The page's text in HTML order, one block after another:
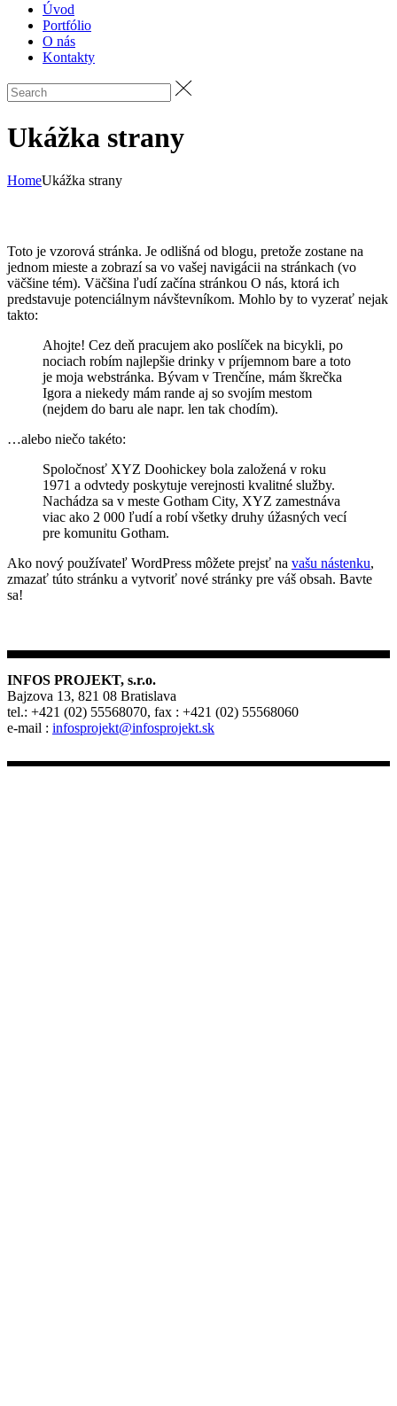
Úvod
Portfólio
O nás
Kontakty
Ukážka strany
HomeUkážka strany
Toto je vzorová stránka. Je odlišná od blogu, pretože zostane na
jednom mieste a zobrazí sa vo vašej navigácii na stránkach (vo
väčšine tém). Väčšina ľudí začína stránkou O nás, ktorá ich
predstavuje potenciálnym návštevníkom. Mohlo by to vyzerať nejak
takto:
Ahojte! Cez deň pracujem ako poslíček na bicykli, po
nociach robím najlepšie drinky v príjemnom bare a toto
je moja webstránka. Bývam v Trenčíne, mám škrečka
Igora a niekedy mám rande aj so svojím mestom
(nejdem do baru ale napr. len tak chodím).
…alebo niečo takéto:
Spoločnosť XYZ Doohickey bola založená v roku
1971 a odvtedy poskytuje verejnosti kvalitné služby.
Nachádza sa v meste Gotham City, XYZ zamestnáva
viac ako 2 000 ľudí a robí všetky druhy úžasných vecí
pre komunitu Gotham.
Ako nový používateľ WordPress môžete prejsť na vašu nástenku,
zmazať túto stránku a vytvoriť nové stránky pre váš obsah. Bavte
sa!
INFOS PROJEKT, s.r.o.
Bajzova 13, 821 08 Bratislava
tel.: +421 (02) 55568070, fax : +421 (02) 55568060
e-mail : infosprojekt@infosprojekt.sk